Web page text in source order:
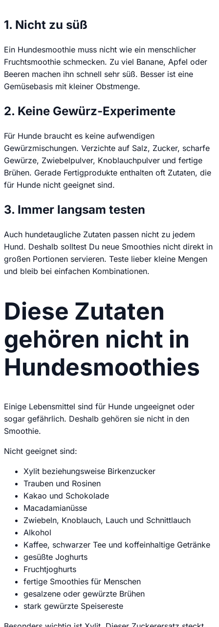
1. Nicht zu süß
Ein Hundesmoothie muss nicht wie ein menschlicher
Fruchtsmoothie schmecken. Zu viel Banane, Apfel oder
Beeren machen ihn schnell sehr süß. Besser ist eine
Gemüsebasis mit kleiner Obstmenge.
2. Keine Gewürz-Experimente
Für Hunde braucht es keine aufwendigen
Gewürzmischungen. Verzichte auf Salz, Zucker, scharfe
Gewürze, Zwiebelpulver, Knoblauchpulver und fertige
Brühen. Gerade Fertigprodukte enthalten oft Zutaten, die
für Hunde nicht geeignet sind.
3. Immer langsam testen
Auch hundetaugliche Zutaten passen nicht zu jedem
Hund. Deshalb solltest Du neue Smoothies nicht direkt in
großen Portionen servieren. Teste lieber kleine Mengen
und bleib bei einfachen Kombinationen.
Diese Zutaten
gehören nicht in
Hundesmoothies
Einige Lebensmittel sind für Hunde ungeeignet oder
sogar gefährlich. Deshalb gehören sie nicht in den
Smoothie.
Nicht geeignet sind:
Xylit beziehungsweise Birkenzucker
Trauben und Rosinen
Kakao und Schokolade
Macadamianüsse
Zwiebeln, Knoblauch, Lauch und Schnittlauch
Alkohol
Kaffee, schwarzer Tee und koffeinhaltige Getränke
gesüßte Joghurts
Fruchtjoghurts
fertige Smoothies für Menschen
gesalzene oder gewürzte Brühen
stark gewürzte Speisereste